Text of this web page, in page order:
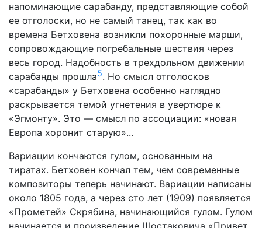
напоминающие сарабанду, представляющие собой
ее отголоски, но не самый танец, так как во
времена Бетховена возникли похоронные марши,
сопровождающие погребальные шествия через
весь город. Надобность в трехдольном движении
сарабанды прошла5. Но смысл отголосков
«сарабанды» у Бетховена особенно наглядно
раскрывается темой угнетения в увертюре к
«Эгмонту». Это — смысл по ассоциации: «новая
Европа хоронит старую»...
Вариации кончаются гулом, основанным на
тиратах. Бетховен кончал тем, чем современные
композиторы теперь начинают. Вариации написаны
около 1805 года, а через сто лет (1909) появляется
«Прометей» Скрябина, начинающийся гулом. Гулом
начинается и произведение Шостаковича «Привет